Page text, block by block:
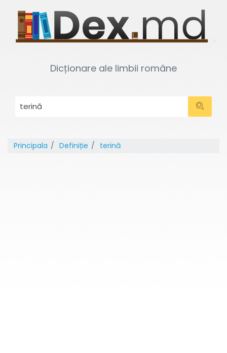
Dicționare ale limbii române
Principala Definiție terină